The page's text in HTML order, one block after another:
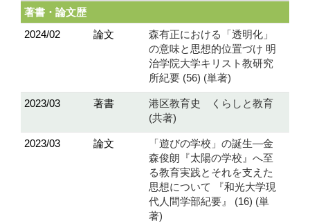
著書・論文歴
2024/02
論文
森有正における「透明化」
の意味と思想的位置づけ 明
治学院大学キリスト教研究
所紀要 (56) (単著)
2023/03 著書
港区教育史 くらしと教育
(共著)
2023/03 論文
「遊びの学校」の誕生―金
森俊朗『太陽の学校』へ至
る教育実践とそれを支えた
思想について 『和光大学現
代人間学部紀要』 (16) (単
著)